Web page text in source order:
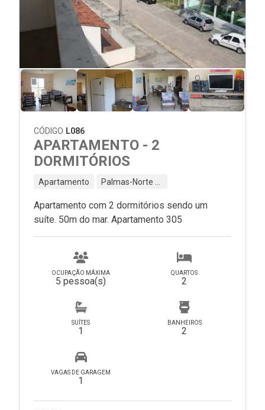
CÓDIGO L086
APARTAMENTO - 2
DORMITÓRIOS
Apartamento
Apartamento com 2 dormitórios sendo um
suíte. 50m do mar. Apartamento 305
OCUPAÇÃO MÁXIMA
5 pessoa(s)
QUARTOS
2
SUÍTES
1
BANHEIROS
2
VAGAS DE GARAGEM
1